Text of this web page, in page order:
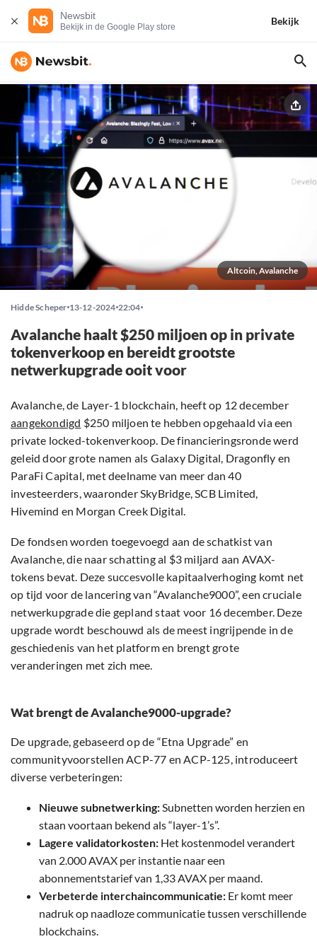
Newsbit
Bekijk in de Google Play store
Bekijk
Altcoin, Avalanche
Hidde Scheper 13-12-2024 22:04
Avalanche haalt $250 miljoen op in private
tokenverkoop en bereidt grootste
netwerkupgrade ooit voor
Avalanche, de Layer-1 blockchain, heeft op 12 december
aangekondigd $250 miljoen te hebben opgehaald via een
private locked-tokenverkoop. De financieringsronde werd
geleid door grote namen als Galaxy Digital, Dragonfly en
ParaFi Capital, met deelname van meer dan 40
investeerders, waaronder SkyBridge, SCB Limited,
Hivemind en Morgan Creek Digital.
De fondsen worden toegevoegd aan de schatkist van
Avalanche, die naar schatting al $3 miljard aan AVAX-
tokens bevat. Deze succesvolle kapitaalverhoging komt net
op tijd voor de lancering van “Avalanche9000”, een cruciale
netwerkupgrade die gepland staat voor 16 december. Deze
upgrade wordt beschouwd als de meest ingrijpende in de
geschiedenis van het platform en brengt grote
veranderingen met zich mee.
Wat brengt de Avalanche9000-upgrade?
De upgrade, gebaseerd op de “Etna Upgrade” en
communityvoorstellen ACP-77 en ACP-125, introduceert
diverse verbeteringen:
Nieuwe subnetwerking:Subnetten worden herzien en
staan voortaan bekend als “layer-1’s”.
Lagere validatorkosten: Het kostenmodel verandert
van 2.000 AVAX per instantie naar een
abonnementstarief van 1,33 AVAX per maand.
Verbeterde interchaincommunicatie: Er komt meer
nadruk op naadloze communicatie tussen verschillende
blockchains.